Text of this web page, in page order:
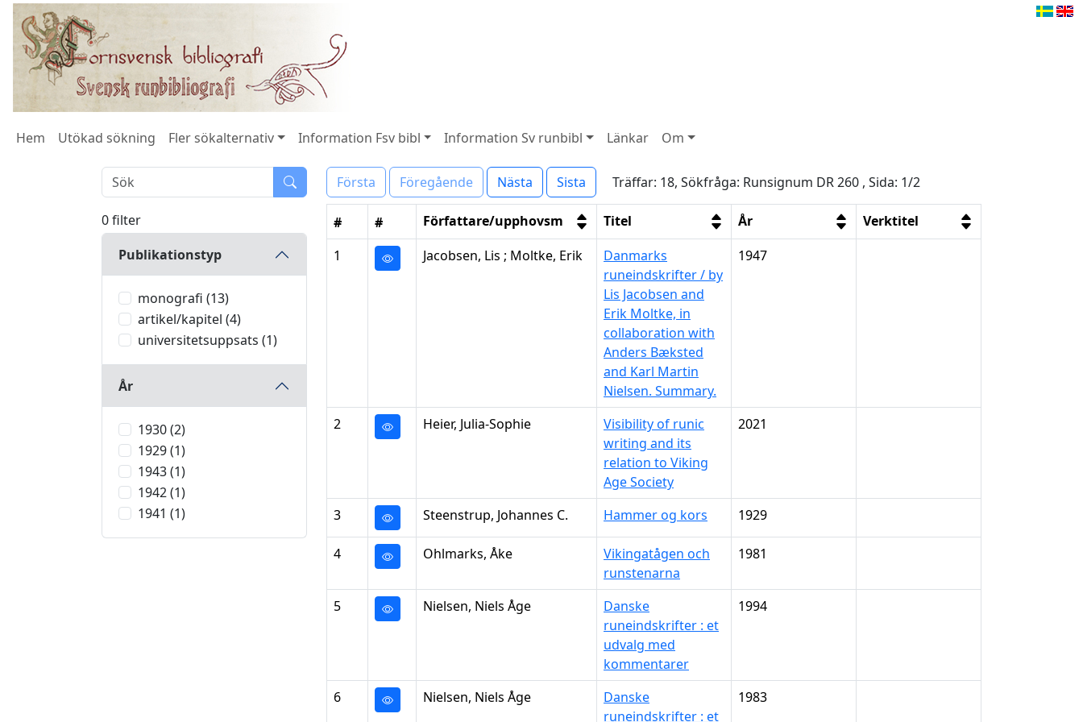
Hem Utökad sökning Fler sökalternativ Information Fsv bibl Information Sv runbibl Länkar Om
0 filter
Publikationstyp
monografi (13)
artikel/kapitel (4)
universitetsuppsats (1)
År
1930 (2)
1929 (1)
1943 (1)
1942 (1)
1941 (1)
Första Föregående Nästa Sista Träffar: 18, Sökfråga: Runsignum DR 260 , Sida: 1/2
# # Författare/upphovsm Titel År
Verktitel
1
Jacobsen, Lis ; Moltke, Erik
Danmarks
runeindskrifter / by
Lis Jacobsen and
Erik Moltke, in
collaboration with
Anders Bæksted
and Karl Martin
Nielsen. Summary.
1947
2 Heier, Julia-Sophie
Visibility of runic
writing and its
relation to Viking
Age Society
2021
3 Steenstrup, Johannes C. Hammer og kors 1929
4 Ohlmarks, Åke
Vikingatågen och
runstenarna
1981
5 Nielsen, Niels Åge
Danske
runeindskrifter : et
udvalg med
kommentarer
1994
6 Nielsen, Niels Åge
Danske
runeindskrifter : et
1983